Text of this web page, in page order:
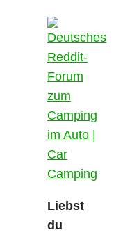
Liebst
du